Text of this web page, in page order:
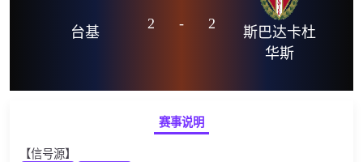
台基
2 - 2
斯巴达卡杜
华斯
赛事说明
【信号源】